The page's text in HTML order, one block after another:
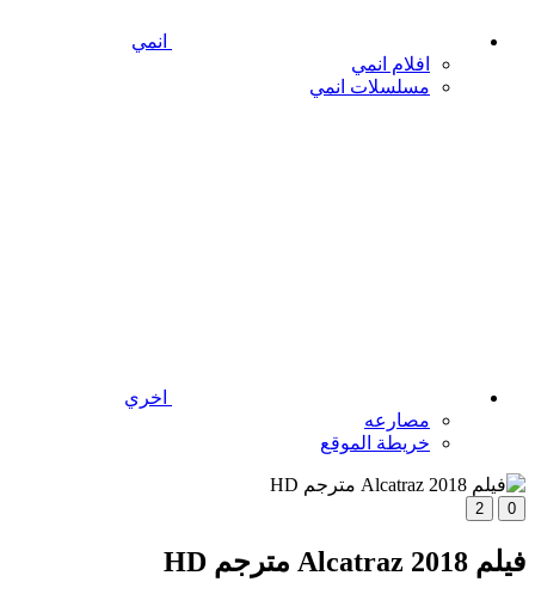
انمي
افلام انمي
مسلسلات انمي
اخري
مصارعه
خريطة الموقع
0
2
فيلم Alcatraz 2018 مترجم HD